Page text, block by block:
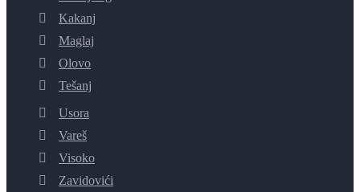
Kakanj
Maglaj
Olovo
Tešanj
Usora
Vareš
Visoko
Zavidovići